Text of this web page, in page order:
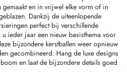
en in vrijwel elke vorm of in
Dankzij de uiteenlopende
perfect bij verschillende
ieder jaar een nieuw basisthema voor
bijzondere kerstballen weer opnieuw
gecombineerd. Hang de luxe designs
en laat de bijzondere details goed